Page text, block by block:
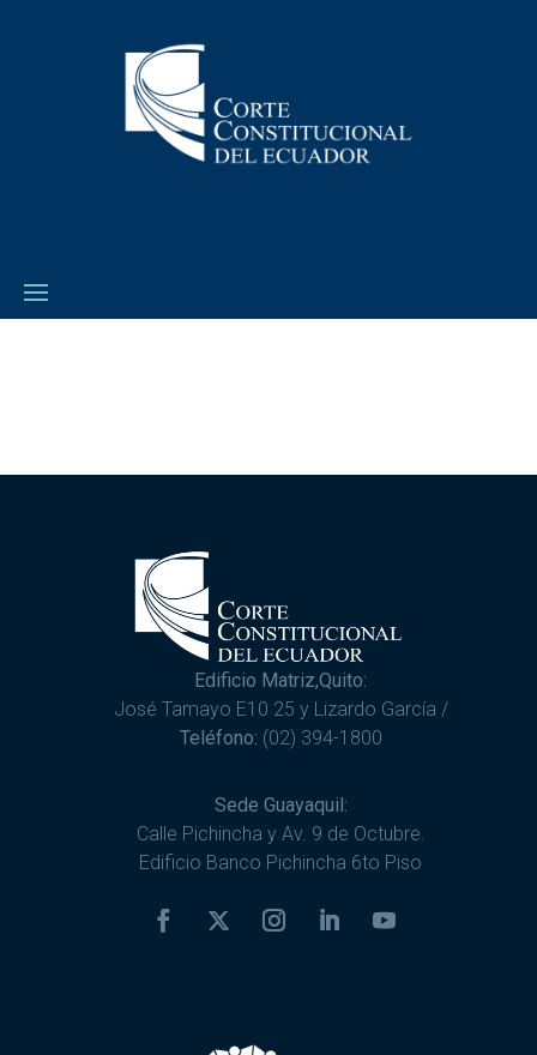
Edificio Matriz,Quito:
José Tamayo E10 25 y Lizardo García /
Teléfono: (02) 394-1800
Sede Guayaquil:
Calle Pichincha y Av. 9 de Octubre.
Edificio Banco Pichincha 6to Piso